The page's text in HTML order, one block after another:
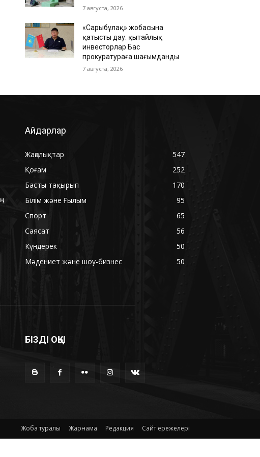
7 августа, 2026
«Сарыбұлақ» жобасына
қатысты дау: қытайлық
инвесторлар Бас
прокуратураға шағымданды
7 августа, 2026
Айдарлар
Жаңалықтар
547
Қоғам
252
Басты тақырып
170
Білім және Ғылым
95
Спорт
65
Саясат
56
Күндерек
50
Мәдениет және шоу-бизнес
50
БІЗДІ ОҚЫ
Жоба туралы Жарнама Редакция Сайт ережелері